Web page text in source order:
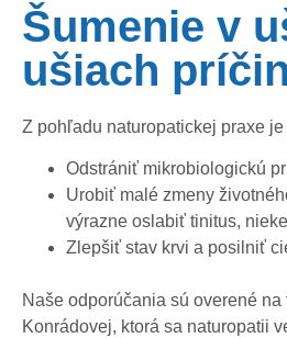
Šumenie v
ušiach
Z pohľadu naturopatickej praxe je
Odstrániť mikrobiologickú
Urobiť malé zmeny
výrazne oslabiť tinitus,
Zlepšiť stav krvi a posilniť
Naše odporúčania sú overené
Konrádovej, ktorá sa naturopatii